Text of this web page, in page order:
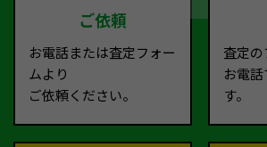
ご依頼
お電話または査定フォー
ムより
ご依頼ください。
査定
お電
す。